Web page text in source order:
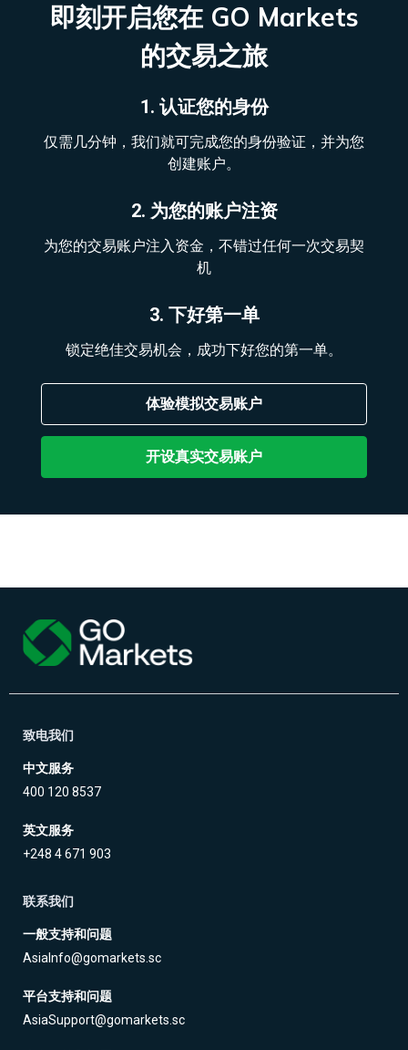
即刻开启您在 GO Markets
的交易之旅
1. 认证您的身份
仅需几分钟，我们就可完成您的身份验证，并为您
创建账户。
2. 为您的账户注资
为您的交易账户注入资金，不错过任何一次交易契
机
3. 下好第一单
锁定绝佳交易机会，成功下好您的第一单。
体验模拟交易账户
开设真实交易账户
致电我们
中文服务
400 120 8537
英文服务
+248 4 671 903
联系我们
一般支持和问题
AsiaInfo@gomarkets.sc
平台支持和问题
AsiaSupport@gomarkets.sc